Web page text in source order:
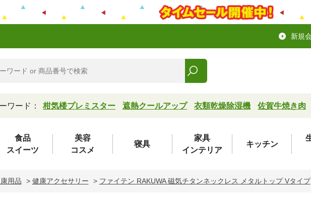
新規
ワード： 柑気楼プレミスター 遮熱クールアップ 衣類乾燥除湿機 佐賀牛焼き肉
食品
スイーツ
美容
コスメ
寝具
家具
インテリア
キッチン
用品 > 健康アクセサリー > ファイテン RAKUWA 磁気チタンネックレス メタルトップ Vタイプ